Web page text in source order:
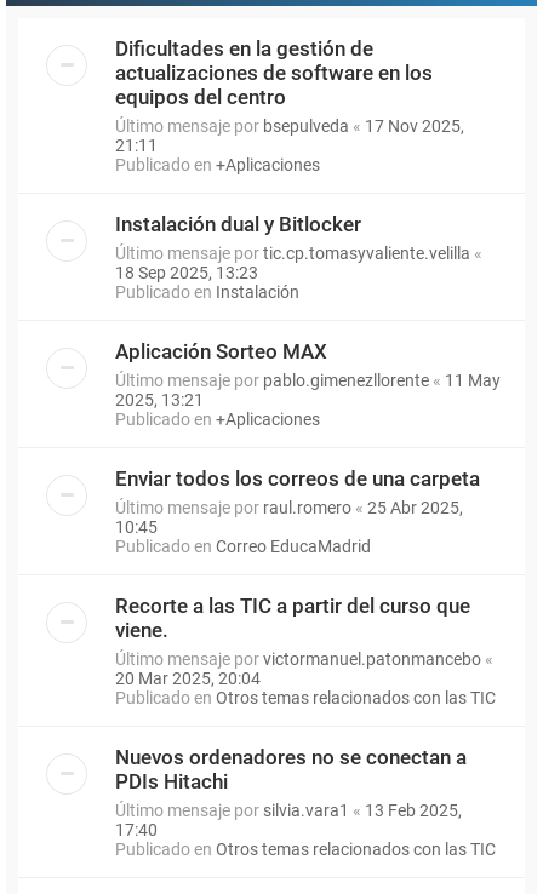
Dificultades en la gestión de
actualizaciones de software en los
equipos del centro
Último mensaje por bsepulveda « 17 Nov 2025,
21:11
Publicado en +Aplicaciones
Instalación dual y Bitlocker
Último mensaje portic.cp.tomasyvaliente.velilla «
18 Sep 2025, 13:23
Publicado en Instalación
Aplicación Sorteo MAX
Último mensaje por pablo.gimenezllorente « 11 May
2025, 13:21
Publicado en +Aplicaciones
Enviar todos los correos de una carpeta
Último mensaje por raul.romero « 25 Abr 2025,
10:45
Publicado en Correo EducaMadrid
Recorte a las TIC a partir del curso que
viene.
Último mensaje porvictormanuel.patonmancebo «
20 Mar 2025, 20:04
Publicado en Otros temas relacionados con las TIC
Nuevos ordenadores no se conectan a
PDIs Hitachi
Último mensaje por silvia.vara1 « 13 Feb 2025,
17:40
Publicado en Otros temas relacionados con las TIC